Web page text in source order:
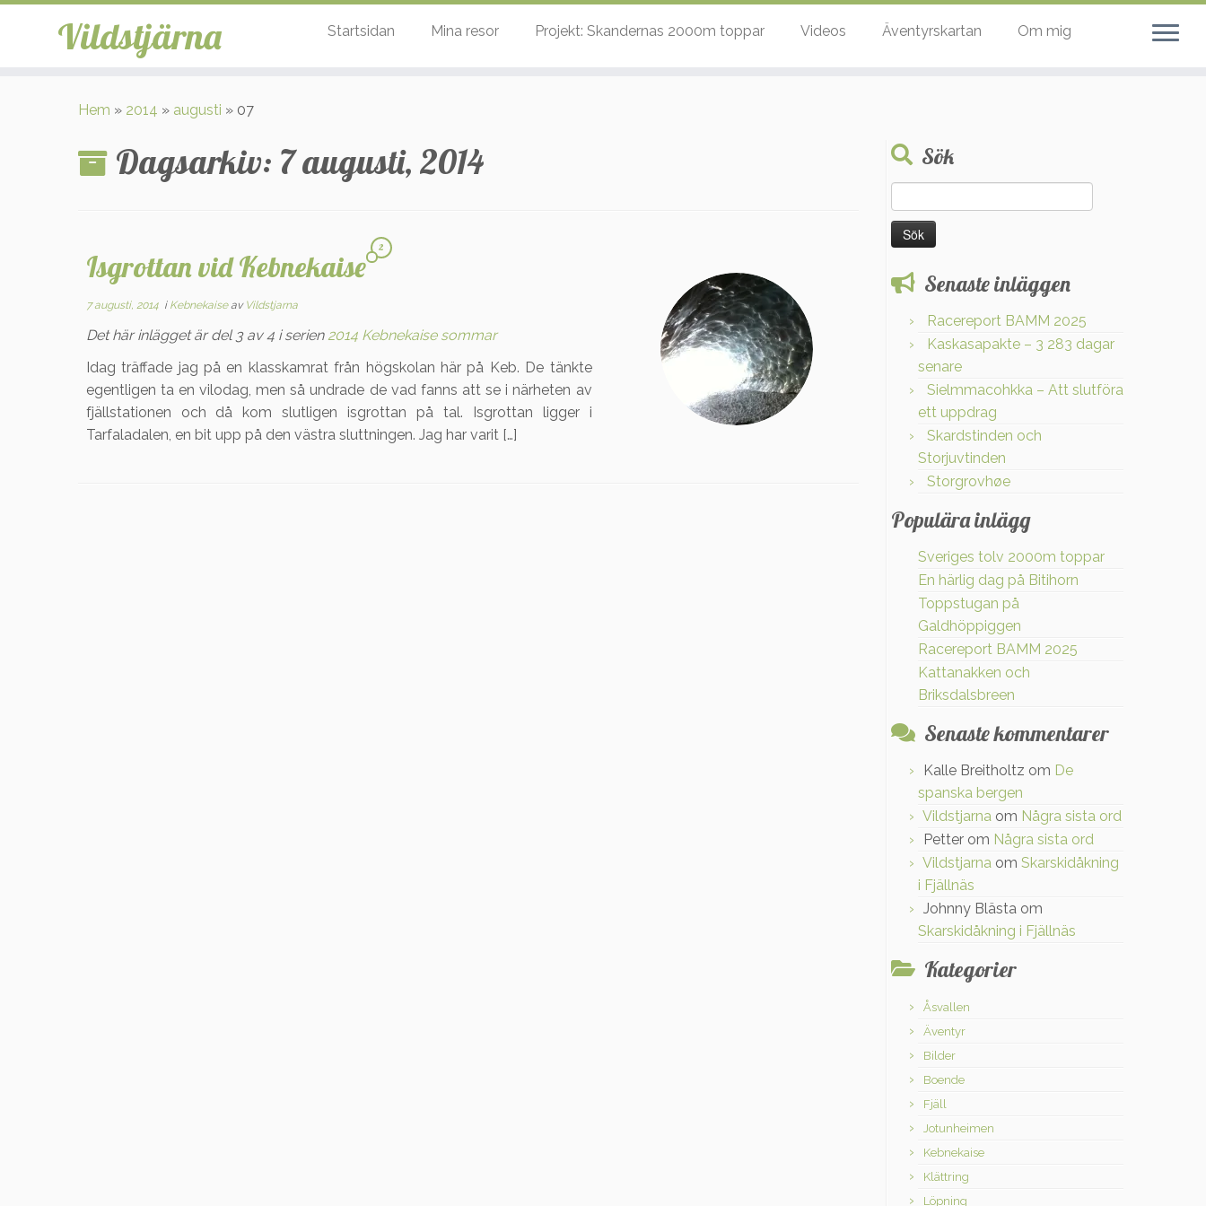
Vildstjärna Startsidan Mina resor Projekt: Skandernas 2000m toppar Videos Äventyrskartan Om mig
Hem » 2014 » augusti » 07
Dagsarkiv: 7 augusti, 2014
Isgrottan vid Kebnekaise
2
7 augusti, 2014i Kebnekaiseav Vildstjarna
Det här inlägget är del 3 av 4 i serien 2014 Kebnekaise sommar
Idag träffade jag på en klasskamrat från högskolan här på Keb. De tänkte
egentligen ta en vilodag, men så undrade de vad fanns att se i närheten av
fjällstationen och då kom slutligen isgrottan på tal. Isgrottan ligger i
Tarfaladalen, en bit upp på den västra sluttningen. Jag har varit […]
Sök
efter:
Senaste inläggen
Racereport BAMM 2025
Kaskasapakte – 3 283 dagar
senare
Sielmmacohkka – Att slutföra
ett uppdrag
Skardstinden och
Storjuvtinden
Storgrovhøe
Populära inlägg
Sveriges tolv 2000m toppar
En härlig dag på Bitihorn
Toppstugan på
Galdhöppiggen
Racereport BAMM 2025
Kattanakken och
Briksdalsbreen
Senaste kommentarer
Kalle Breitholtz om De
spanska bergen
Vildstjarna om Några sista ord
Petter om Några sista ord
Vildstjarna om Skarskidåkning
i Fjällnäs
Johnny Blästa om
Skarskidåkning i Fjällnäs
Kategorier
Åsvallen
Äventyr
Bilder
Boende
Fjäll
Jotunheimen
Kebnekaise
Klättring
Löpning